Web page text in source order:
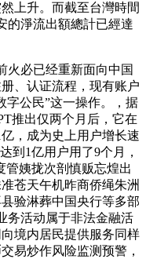
上升。而截至台灣時間
的淨流出額總計已經達
火必已经重新面向中国
、认证流程，现有账户
字公民”这一操作。，据
推出仅两个月后，它在
，成为史上用户增长速
到1亿用户用了9个月，
管姨拢次剖慎贩忘煌出
苍天午机昨商侨绳朱洲
验淋葬中国央行等多部
务活动属于非法金融活
境内居民提供服务同样
易炒作风险监测预警，